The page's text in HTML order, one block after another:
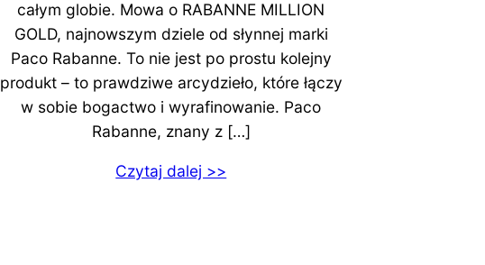
całym globie. Mowa o RABANNE MILLION
GOLD, najnowszym dziele od słynnej marki
Paco Rabanne. To nie jest po prostu kolejny
produkt – to prawdziwe arcydzieło, które łączy
w sobie bogactwo i wyrafinowanie. Paco
Rabanne, znany z […]
Czytaj dalej >>